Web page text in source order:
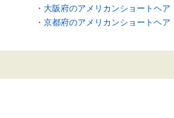
大阪府のアメリカンショートヘア
京都府のアメリカンショートヘア